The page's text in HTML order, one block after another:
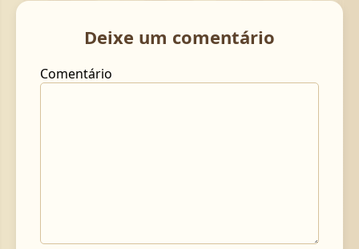
Deixe um comentário
Comentário